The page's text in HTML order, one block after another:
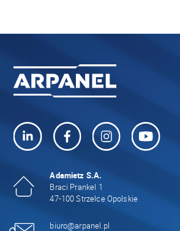
Adamietz S.A.
Braci Prankel 1
47-100 Strzelce Opolskie
biuro@arpanel.pl